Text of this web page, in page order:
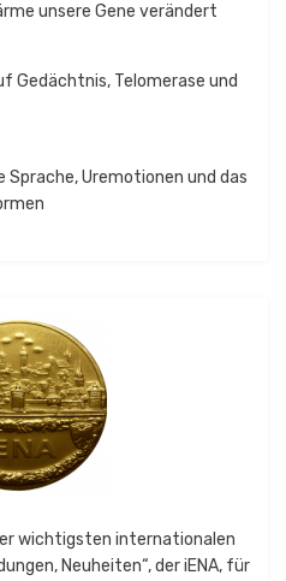
unsere Gene verändert
Gedächtnis, Telomerase und
Sprache, Uremotionen und das
wichtigsten internationalen
Neuheiten“, der iENA, für